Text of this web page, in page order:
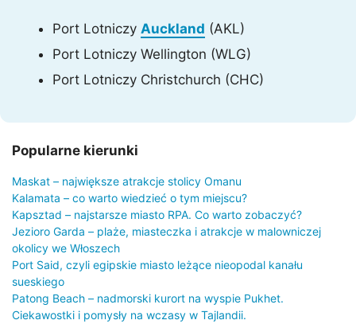
Port Lotniczy Auckland (AKL)
Port Lotniczy Wellington (WLG)
Port Lotniczy Christchurch (CHC)
Popularne kierunki
Maskat – największe atrakcje stolicy Omanu
Kalamata – co warto wiedzieć o tym miejscu?
Kapsztad – najstarsze miasto RPA. Co warto zobaczyć?
Jezioro Garda – plaże, miasteczka i atrakcje w malowniczej
okolicy we Włoszech
Port Said, czyli egipskie miasto leżące nieopodal kanału
sueskiego
Patong Beach – nadmorski kurort na wyspie Pukhet.
Ciekawostki i pomysły na wczasy w Tajlandii.